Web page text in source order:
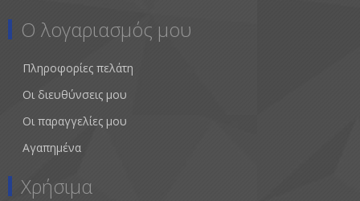
Ο λογαριασμός μου
Πληροφορίες πελάτη
Οι διευθύνσεις μου
Οι παραγγελίες μου
Αγαπημένα
Χρήσιμα